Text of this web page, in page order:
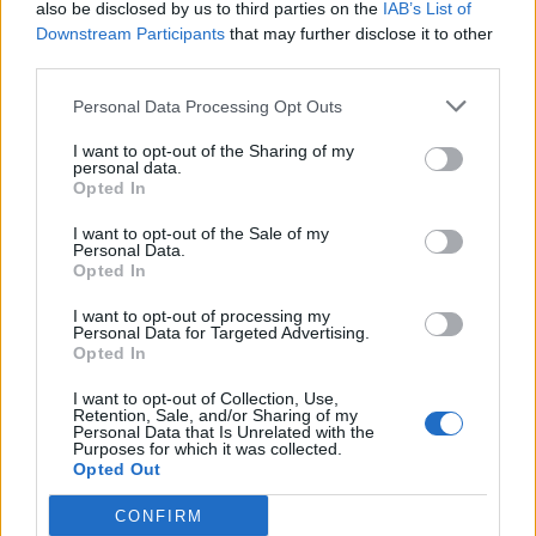
also be disclosed by us to third parties on the IAB’s List of
Downstream Participants that may further disclose it to other
Personal Data Processing Opt Outs
I want to opt-out of the Sharing of my
personal data.
Opted In
I want to opt-out of the Sale of my
Personal Data.
Opted In
I want to opt-out of processing my
Personal Data for Targeted Advertising.
Opted In
I want to opt-out of Collection, Use,
Retention, Sale, and/or Sharing of my
Personal Data that Is Unrelated with the
Purposes for which it was collected.
Opted Out
CONFIRM